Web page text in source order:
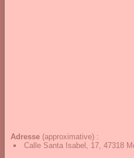
Adresse (approximative) :
Calle Santa Isabel, 17, 47318